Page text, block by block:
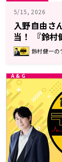
5/15, 2026
入野自由さ
当！ 『鈴
鈴村健一の